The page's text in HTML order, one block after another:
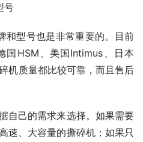
号
和型号也是非常重要的。目前
国HSM、美国Intimus、日本
机质量都比较可靠，而且售后
自己的需求来选择。如果需要
速、大容量的撕碎机；如果只